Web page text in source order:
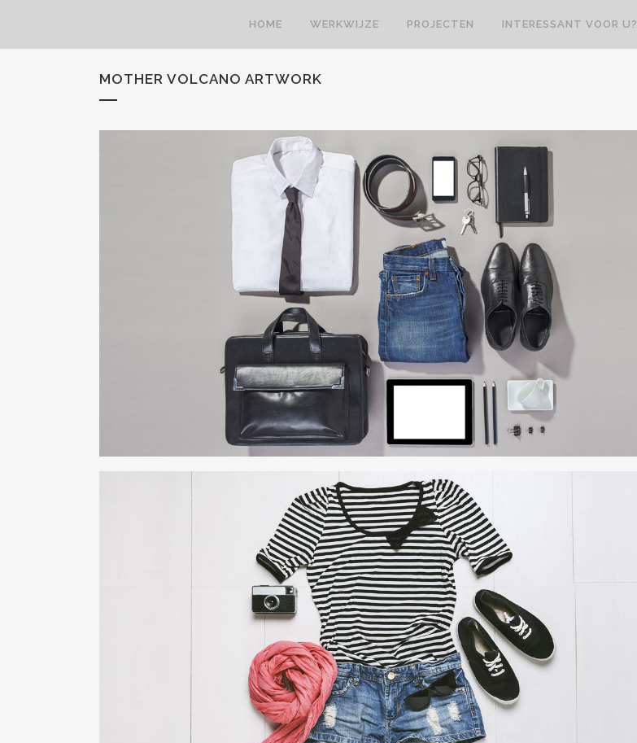
HOME WERKWIJZE PROJECTEN INTERESSANT VOOR U?
MOTHER VOLCANO ARTWORK